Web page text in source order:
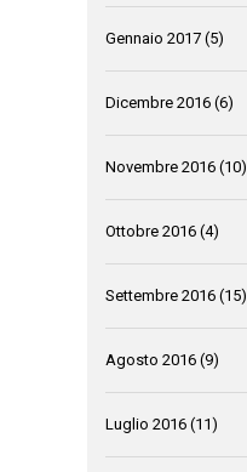
Gennaio 2017 (5)
Dicembre 2016 (6)
Novembre 2016 (10)
Ottobre 2016 (4)
Settembre 2016 (15)
Agosto 2016 (9)
Luglio 2016 (11)